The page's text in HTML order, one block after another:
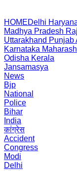
HOMEDelhi
Madhya Pradesh
Uttarakhand Punjab
Karnataka
Odisha Kerala
Jansamasya
News
Bjp
National
Police
Bihar
India
कांग्रेस
Accident
Congress
Modi
Delhi